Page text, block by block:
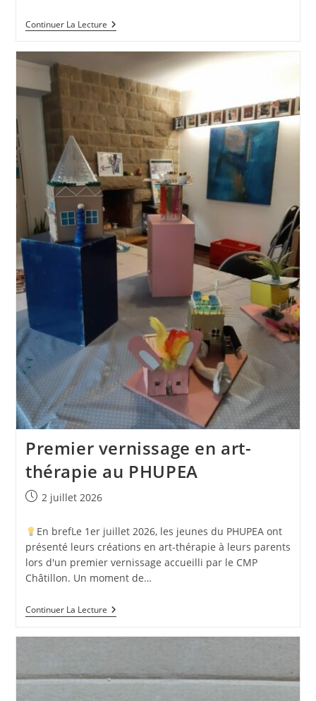
Continuer La LectureQuand
Les
Vivent
L’art-
Thérapie
De
L’intérieur
Premier vernissage en art-
thérapie au PHUPEA
Publication
2 juillet 2026
En brefLe 1er juillet 2026, les jeunes du PHUPEA ont
présenté leurs créations en art-thérapie à leurs parents
lors d'un premier vernissage accueilli par le CMP
Châtillon. Un moment de…
Continuer La LecturePremier
Vernissage
PHUPEA